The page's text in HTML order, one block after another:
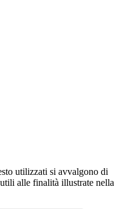
utilizzati si avvalgono di
alle finalità illustrate nella